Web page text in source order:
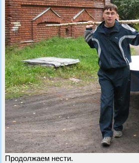
Продолжаем нести.